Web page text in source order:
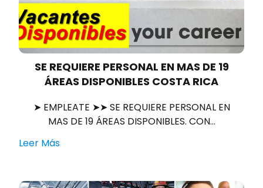
SE REQUIERE PERSONAL EN MAS DE 19
ÁREAS DISPONIBLES COSTA RICA
➤ EMPLEATE ➤➤ SE REQUIERE PERSONAL EN
MAS DE 19 ÁREAS DISPONIBLES. CON…
Leer Más